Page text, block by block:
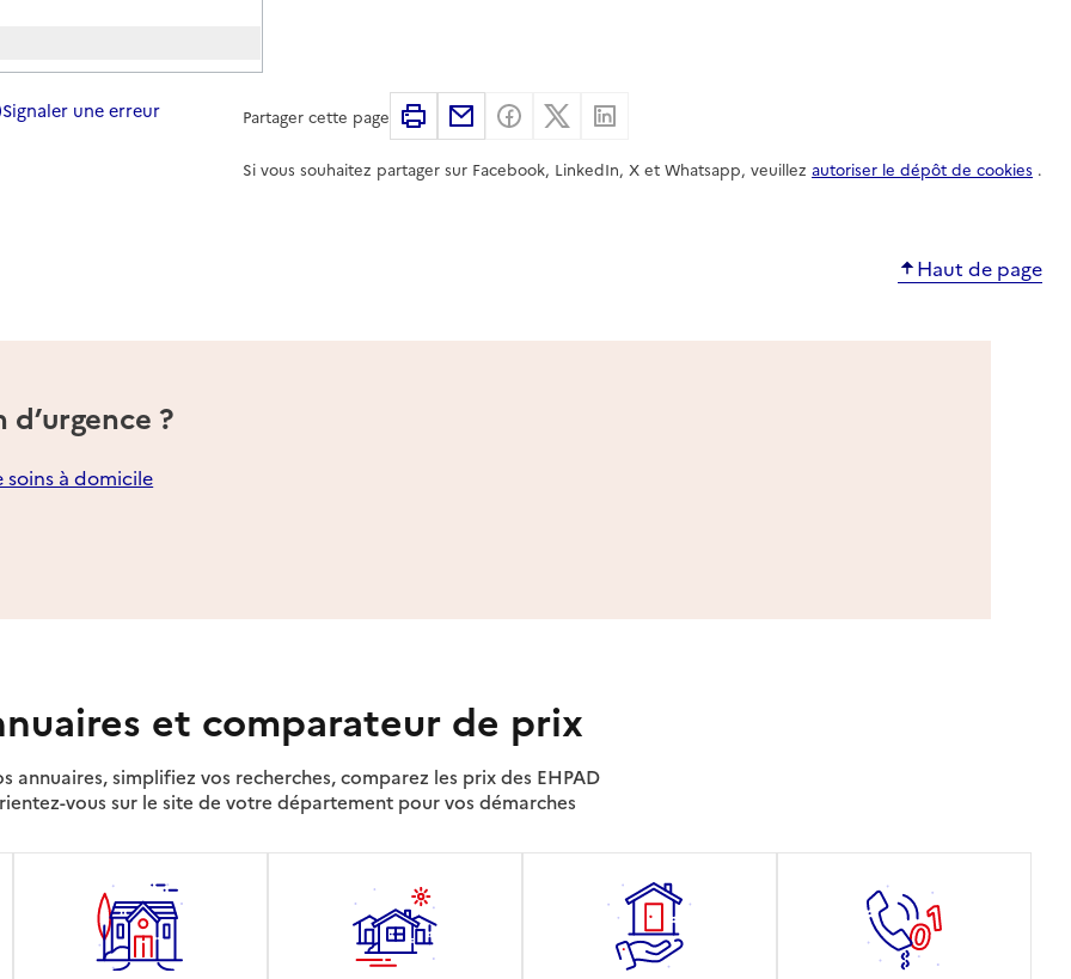
/ Premier ministre
/ Premier ministre
Signaler une erreur Partager cette page ImprimerPartager par email
Partager sur Facebook
Partager sur X
Si vous souhaitez partager sur Facebook, LinkedIn, X et Whatsapp, veuillez autoriser le dépôt de cookies .
Haut de page
?
soins à domicile
et comparateur de prix
annuaires, simplifiez vos recherches, comparez les prix des EHPAD
vous sur le site de votre département pour vos démarches